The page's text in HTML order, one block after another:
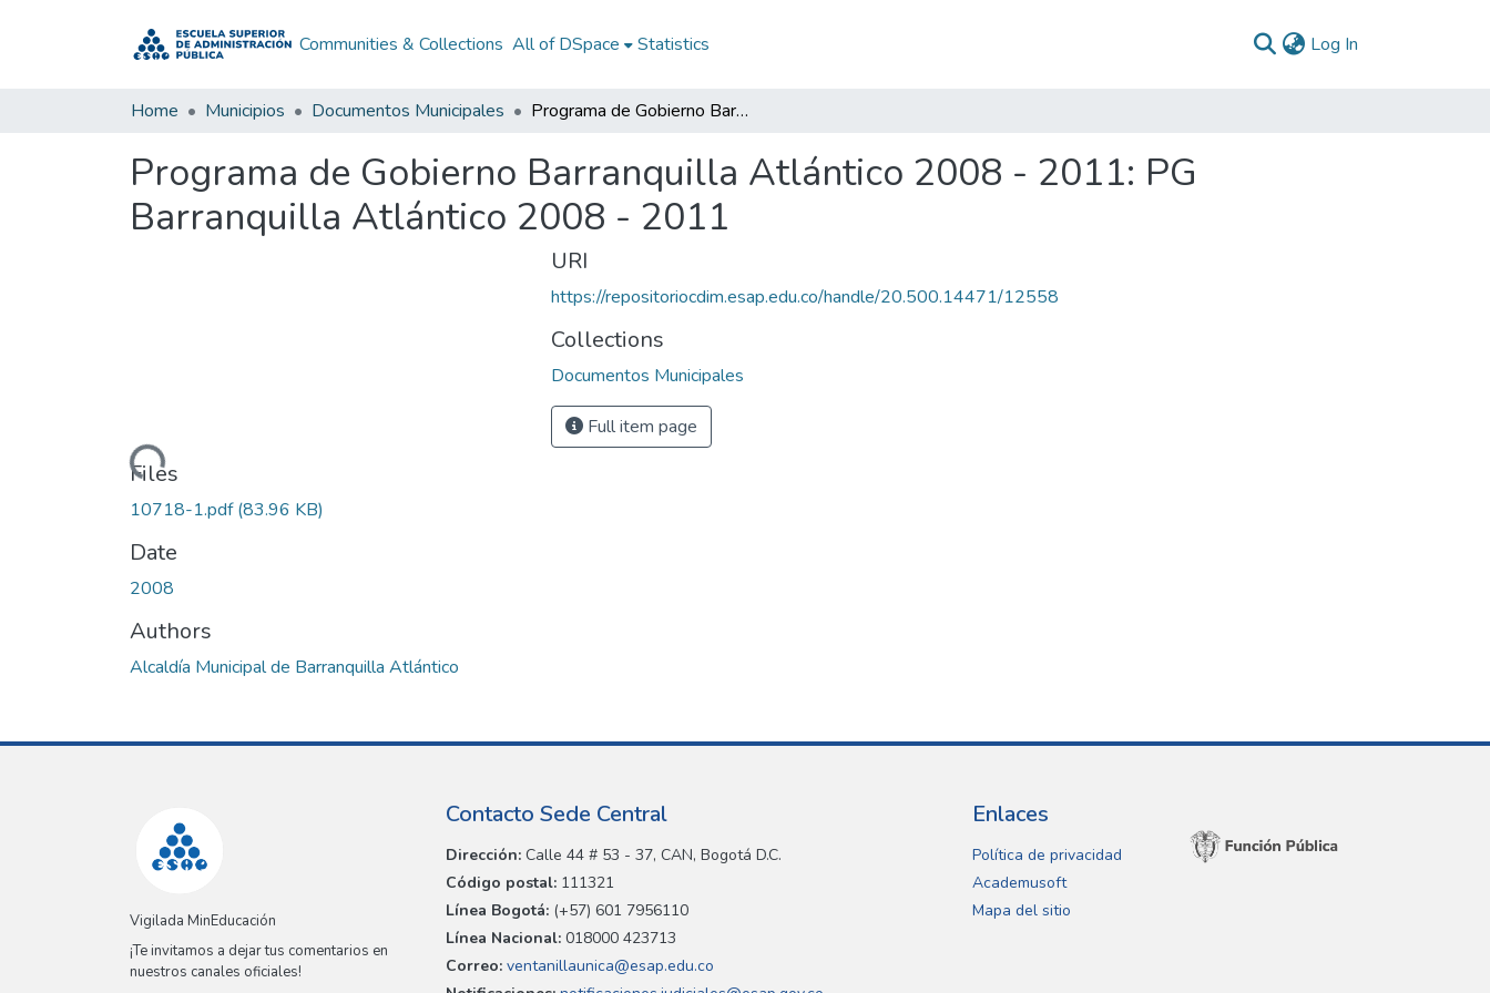
Communities & Collections All of DSpace Statistics Log In
Home Municipios Documentos Municipales Programa de Gobierno Barranquilla Atlántico 2008 - 2011: PG Barranquilla Atlántico 2008 - 2011
Programa de Gobierno Barranquilla Atlántico 2008 - 2011: PG
Barranquilla Atlántico 2008 - 2011
Loading...
Files
10718-1.pdf(83.96 KB)
Date
2008
Authors
Alcaldía Municipal de Barranquilla Atlántico
URI
https://repositoriocdim.esap.edu.co/handle/20.500.14471/12558
Collections
Documentos Municipales
Full item page
Vigilada MinEducación
¡Te invitamos a dejar tus comentarios en
nuestros canales oficiales!
Contacto Sede Central
Dirección: Calle 44 # 53 - 37, CAN, Bogotá D.C.
Código postal: 111321
Línea Bogotá: (+57) 601 7956110
Línea Nacional: 018000 423713
Correo: ventanillaunica@esap.edu.co
Enlaces
Política de privacidad
Academusoft
Mapa del sitio